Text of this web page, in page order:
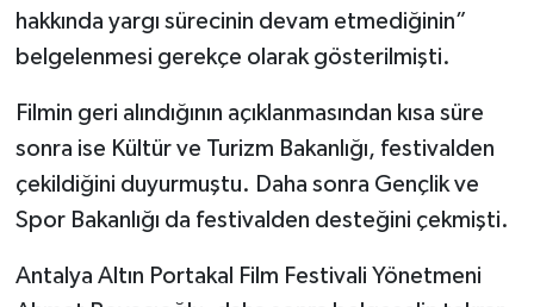
hakkında yargı sürecinin devam etmediğinin”
belgelenmesi gerekçe olarak gösterilmişti.
Filmin geri alındığının açıklanmasından kısa süre
sonra ise Kültür ve Turizm Bakanlığı, festivalden
çekildiğini duyurmuştu. Daha sonra Gençlik ve
Spor Bakanlığı da festivalden desteğini çekmişti.
Antalya Altın Portakal Film Festivali Yönetmeni